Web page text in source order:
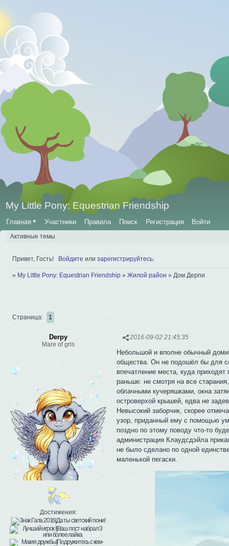
My Little Pony: Equestrian Friendship
Главная ♥ Участники Правила Поиск Регистрация Войти
Активные темы
Привет, Гость! Войдите или зарегистрируйтесь
» My Little Pony: Equestrian Friendship » Жилой район » Дом Дерпи
Страница: 1
2016-09-02 21:45:35
Derpy
Mare of gris
Достижения:
Небольшой и вполне обычный
общества. Он не подошёл бы для
впечатление места, куда
раньше: не смотря на все
облачными кучеряшками, окна
островерхой крышей, едва не
Невысокий заборчик, скорее
узор, приданный ему с помощью
поздно по этому поводу что-то
администрация Клаудсдэйла
не было сделано по одной
маленькой пегаски.